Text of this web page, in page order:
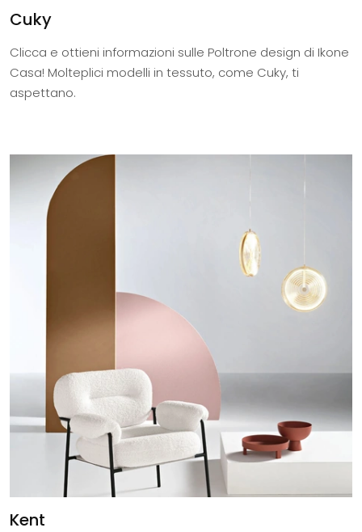
Cuky
Clicca e ottieni informazioni sulle Poltrone design di Ikone
Casa! Molteplici modelli in tessuto, come Cuky, ti
aspettano.
Kent